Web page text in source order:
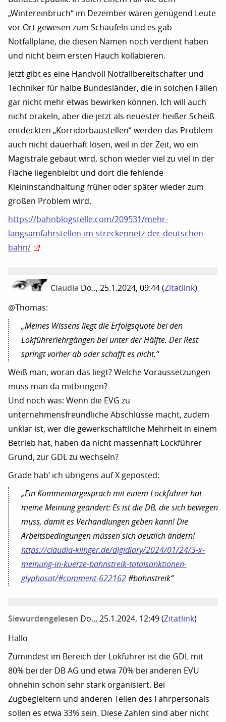
„Wintereinbruch“ im Dezember wären genügend Leute
vor Ort gewesen zum Schaufeln und es gab
Notfallpläne, die diesen Namen noch verdient haben
und nicht beim ersten Hauch kollabieren.
Jetzt gibt es eine Handvoll Notfallbereitschafter und
Techniker für halbe Bundesländer, die in solchen Fällen
gar nicht mehr etwas bewirken können. Ich will auch
nicht orakeln, aber die jetzt als neuester heißer Scheiß
entdeckten „Korridorbaustellen“ werden das Problem
auch nicht dauerhaft lösen, weil in der Zeit, wo ein
Magistrale gebaut wird, schon wieder viel zu viel in der
Fläche liegenbleibt und dort die fehlende
Kleininstandhaltung früher oder später wieder zum
großen Problem wird.
https://bahnblogstelle.com/209531/mehr-
langsamfahrstellen-im-streckennetz-der-deutschen-
bahn/
Claudia Do.., 25.1.2024, 09:44 (Zitatlink)
@Thomas:
„Meines Wissens liegt die Erfolgsquote bei den
Lokführerlehrgängen bei unter der Hälfte. Der Rest
springt vorher ab oder schafft es nicht.“
Weiß man, woran das liegt? Welche Voraussetzungen
muss man da mitbringen?
Und noch was: Wenn die EVG zu
unternehmensfreundliche Abschlüsse macht, zudem
unklar ist, wer die gewerkschaftliche Mehrheit in einem
Betrieb hat, haben da nicht massenhaft Lockführer
Grund, zur GDL zu wechseln?
Grade hab‘ ich übrigens auf X geposted:
„Ein Kommentargespräch mit einem Lockführer hat
meine Meinung geändert: Es ist die DB, die sich bewegen
muss, damit es Verhandlungen geben kann! Die
Arbeitsbedingungen müssen sich deutlich ändern!
https://claudia-klinger.de/digidiary/2024/01/24/3-x-
meinung-in-kuerze-bahnstreik-totalsanktionen-
glyphosat/#comment-622162 #bahnstreik“
Siewurdengelesen Do.., 25.1.2024, 12:49 (Zitatlink)
Hallo
Zumindest im Bereich der Lokführer ist die GDL mit
80% bei der DB AG und etwa 70% bei anderen EVU
ohnehin schon sehr stark organisiert. Bei
Zugbegleitern und anderen Teilen des Fahrpersonals
sollen es etwa 33% sein. Diese Zahlen sind aber nicht